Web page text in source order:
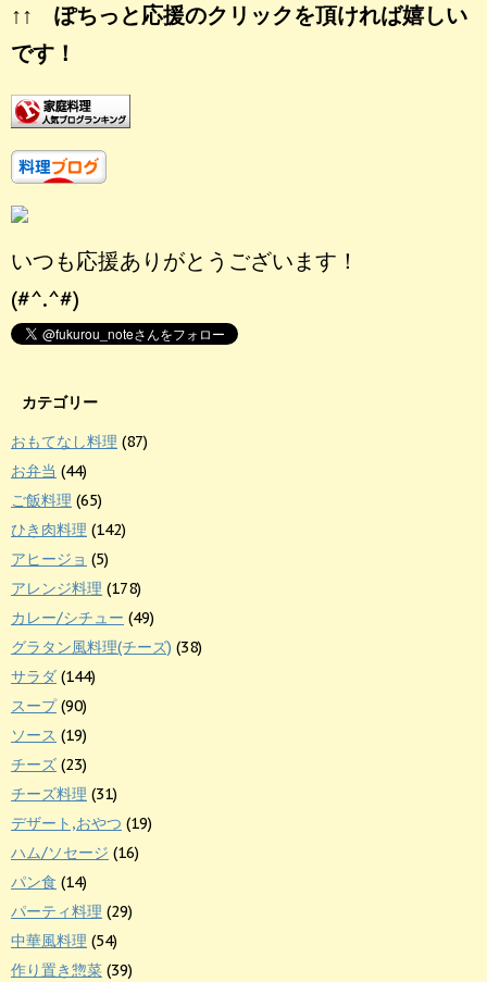
↑↑ ぽちっと応援のクリックを頂ければ嬉しい
です！
いつも応援ありがとうございます！
(#^.^#)
カテゴリー
おもてなし料理 (87)
お弁当 (44)
ご飯料理 (65)
ひき肉料理 (142)
アヒージョ (5)
アレンジ料理 (178)
カレー/シチュー (49)
グラタン風料理(チーズ) (38)
サラダ (144)
スープ(90)
ソース (19)
チーズ (23)
チーズ料理 (31)
デザート,おやつ (19)
ハム/ソセージ (16)
パン食 (14)
パーティ料理 (29)
中華風料理 (54)
作り置き惣菜 (39)